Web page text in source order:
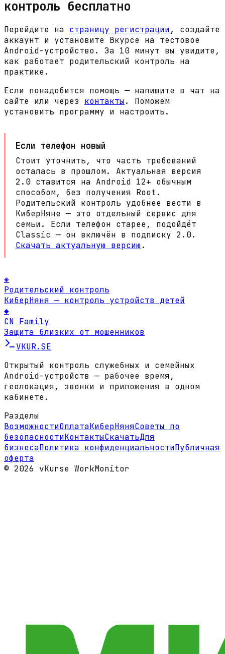
контроль бесплатно
Перейдите на страницу регистрации, создайте
аккаунт и установите Вкурсе на тестовое
Android-устройство. За 10 минут вы увидите,
как работает родительский контроль на
практике.
Если понадобится помощь — напишите в чат на
сайте или через контакты. Поможем
установить программу и настроить.
Если телефон новый
Стоит уточнить, что часть требований
осталась в прошлом. Актуальная версия
2.0 ставится на Android 12+ обычным
способом, без получения Root.
Родительский контроль удобнее вести в
КиберНяне — это отдельный сервис для
семьи. Если телефон старее, подойдёт
Classic — он включён в подписку 2.0.
Скачать актуальную версию.
◈
Родительский контроль
КиберНяня — контроль устройств детей
◆
CN Family
Защита близких от мошенников
VKUR.SE
Открытый контроль служебных и семейных
Android-устройств — рабочее время,
геолокация, звонки и приложения в одном
кабинете.
Разделы
ВозможностиОплатаКиберНяняСоветы по
безопасностиКонтактыСкачатьДля
бизнесаПолитика конфиденциальностиПубличная
оферта
© 2026 vKurse WorkMonitor